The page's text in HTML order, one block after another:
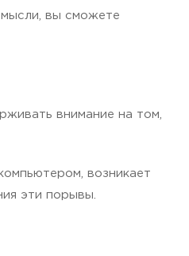
вы сможете
внимание на том,
возникает
эти порывы.